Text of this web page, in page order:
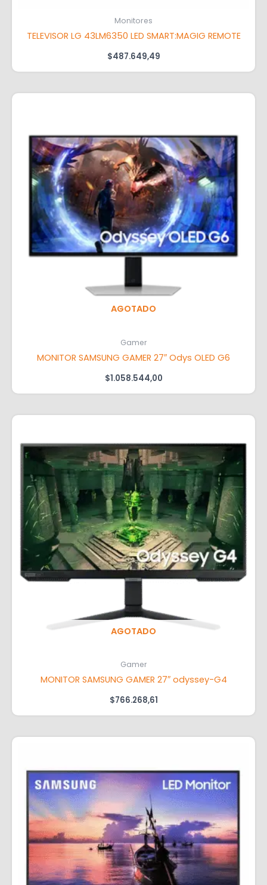
Monitores
TELEVISOR LG 43LM6350 LED SMART:MAGIG REMOTE
$487.649,49
AGOTADO
Gamer
MONITOR SAMSUNG GAMER 27″ Odys OLED G6
$1.058.544,00
AGOTADO
Gamer
MONITOR SAMSUNG GAMER 27″ odyssey-G4
$766.268,61